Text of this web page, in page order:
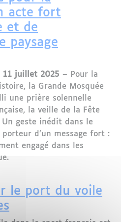
acte fort
et de
paysage
11 juillet 2025 – Pour la
la Grande Mosquée
une prière solennelle
la veille de la Fête
geste inédit dans le
d’un message fort :
engagé dans les
le port du voile